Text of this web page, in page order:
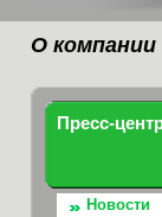
О компании
Пресс-
Новости